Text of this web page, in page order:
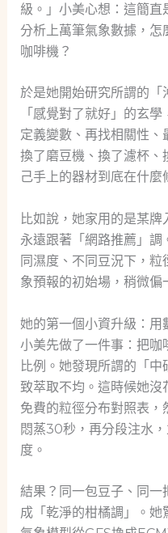
級。」小美心想：這簡
分析上萬筆氣象數據，
咖啡機？
於是她開始研究所謂的「
「感覺對了就好」的玄
定義變數、再找相關性
換了磨豆機、換了濾杯、
己手上的器材到底在什麼
比如說，她家用的是某
永遠跟著「網路推薦」
同濕度、不同豆況下，
象預報的初始場，稍微偏
她的第一個小資升級：用
小美先做了一件事：把咖
比例。她發現所謂的「
致萃取不均。這時候她沒
免費的粒徑分布對照表
悶蒸30秒，再分段注水
度。
結果？同一包豆子、同一
成「乾淨的柑橘調」。